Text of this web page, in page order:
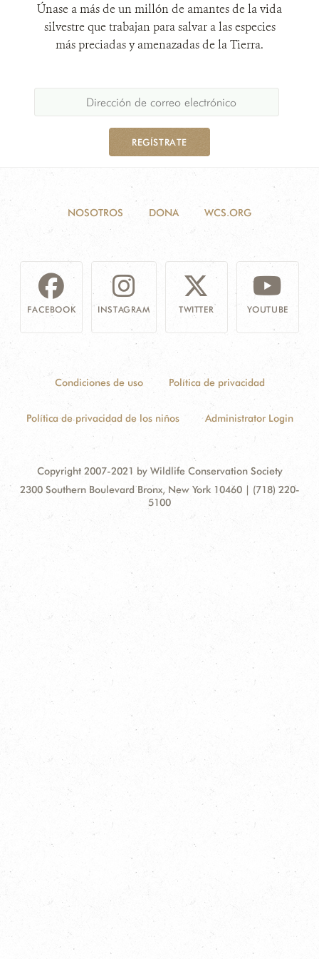
Únase a más de un millón de amantes de la vida
silvestre que trabajan para salvar a las especies
más preciadas y amenazadas de la Tierra.
REGÍSTRATE
NOSOTROS DONA WCS.ORG
FACEBOOK INSTAGRAM TWITTER YOUTUBE
Condiciones de uso Política de privacidad
Política de privacidad de los niños Administrator Login
Copyright 2007-2021 by Wildlife Conservation Society
Contact
Address:
2300 Southern Boulevard Bronx, New York 10460 | (718) 220-
5100